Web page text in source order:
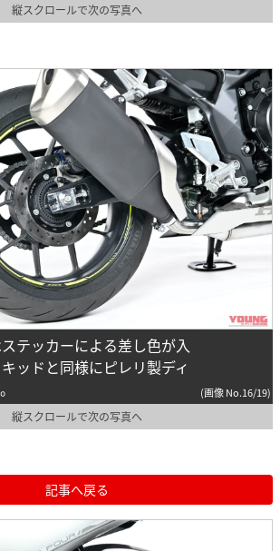
縦スクロールで次の写真へ
テッカーによる差し色が入
ッドと同様にピレリ製ディ
(画像 No.16/19)
縦スクロールで次の写真へ
記事へ戻る